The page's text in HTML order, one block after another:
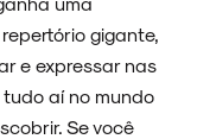
gigante,
e expressar nas
aí no mundo
Se você